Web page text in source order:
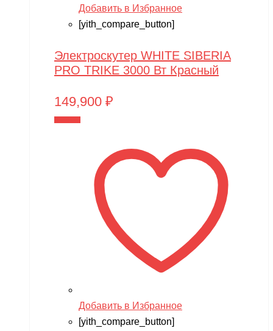
Добавить в Избранное
[yith_compare_button]
Электроскутер WHITE SIBERIA
PRO TRIKE 3000 Вт Красный
149,900 ₽
Добавить в Избранное
[yith_compare_button]